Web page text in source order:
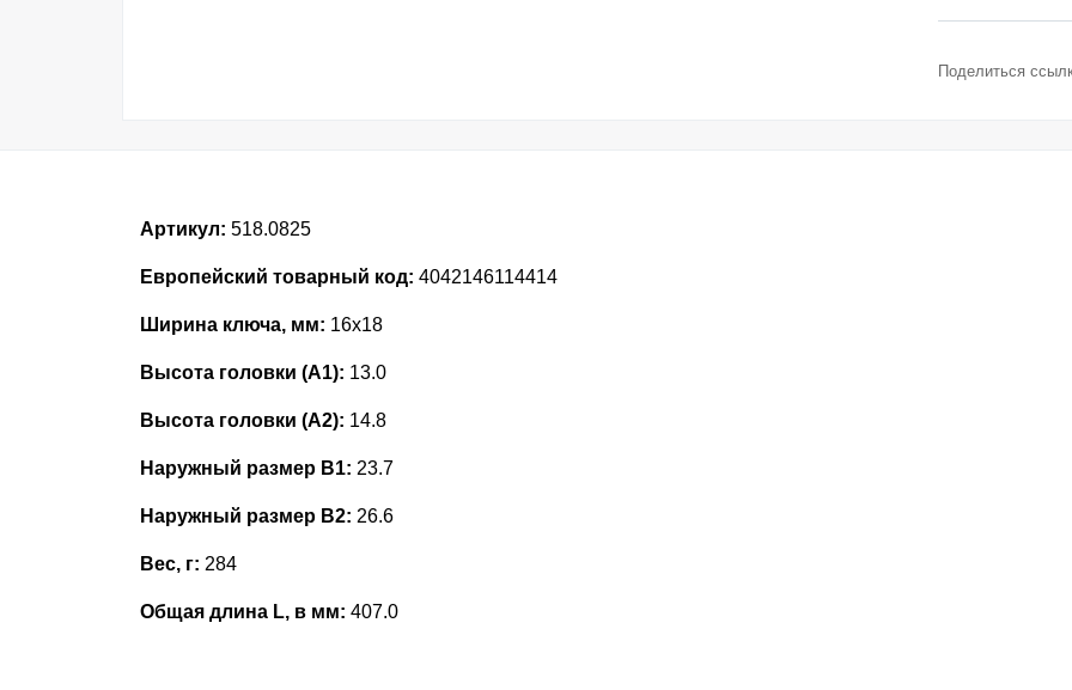
Поделиться
Артикул: 518.0825
Европейский товарный код: 4042146114414
Ширина ключа, мм: 16x18
Высота головки (А1): 13.0
Высота головки (А2): 14.8
Наружный размер В1: 23.7
Наружный размер В2: 26.6
Вес, г: 284
Общая длина L, в мм: 407.0